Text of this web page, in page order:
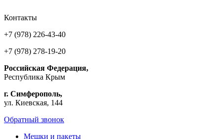
Контакты
+7 (978) 226-43-40
+7 (978) 278-19-20
Российская Федерация,
Республика Крым
г. Симферополь,
ул. Киевская, 144
Обратный звонок
Мешки и пакеты